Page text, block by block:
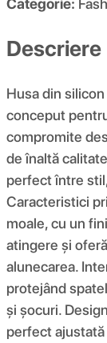
Categorie:
Descriere
Husa din
conceput
compromite
de înaltă
perfect între
Caracteristici
moale, cu un
atingere și
alunecarea.
protejând
și șocuri.
perfect